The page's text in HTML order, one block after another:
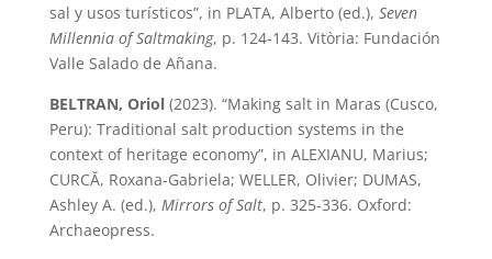
sal y usos turísticos”, in PLATA, Alberto (ed.), Seven
Millennia of Saltmaking, p. 124-143. Vitòria: Fundación
Valle Salado de Añana.
BELTRAN, Oriol(2023). “Making salt in Maras (Cusco,
Peru): Traditional salt production systems in the
context of heritage economy”, in ALEXIANU, Marius;
CURCĂ, Roxana-Gabriela; WELLER, Olivier; DUMAS,
Ashley A. (ed.), Mirrors of Salt, p. 325-336. Oxford:
Archaeopress.